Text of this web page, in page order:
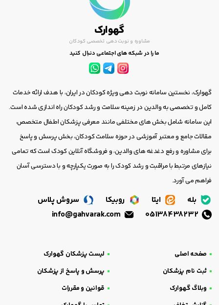
گهوارک
مشاوره و نوبت دهی تخصصی کودکان
ما را در شبکه های اجتماعی دنبال کنید
گهوارک، نخستین سامانه نوبت دهی ویژه کودکان در ایران، با هدف ارائه خدمات
کامل و تخصصی به والدین در زمینه سلامت و رشد کودکان راه اندازی شده است.
این سامانه شامل بخش های مختلفی مانند معرفی پزشکان اطفال متخصص،
مقالات جامع و معتبر آموزشی در حوزه سلامت کودکان، بخش پرسش و پاسخ
برای مشاوره و رفع دغدغه های والدین، و فروشگاه آنلاین کودک است که تمامی
نیازهای مرتبط با مراقبت و رشد کودک را به صورت یکپارچه و با دسترسی آسان
فراهم می آورد.
بله ایتا روبیکا
سروش پلاس
صفحه اصلی
لیست پزشکان گهوارک
ثبت نام پزشکان
پرسش و پاسخ از پزشکان
وبلاگ گهوارک
قوانین و مقررات